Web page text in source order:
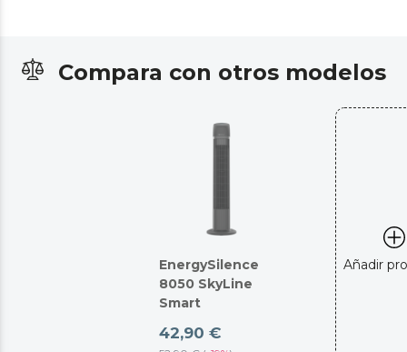
Compara con otros modelos
EnergySilence
8050 SkyLine
Smart
42,90 €
Añadir